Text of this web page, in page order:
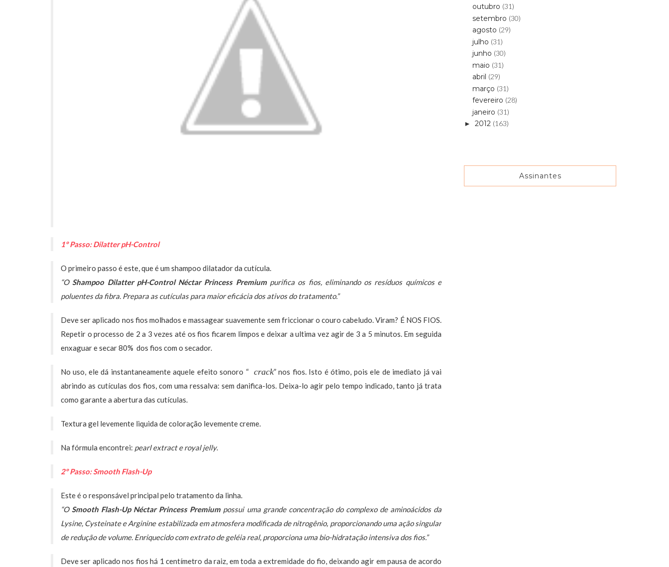
1º Passo: Dilatter pH-Control
O primeiro passo é este, que é um shampoo dilatador da cutícula.
“OShampoo Dilatter pH-Control Néctar Princess Premiumpurifica os fios, eliminando os resíduos químicos e
poluentes da fibra. Prepara as cutículas para maior eficácia dos ativos do tratamento.”
Deve ser aplicado nos fios molhados e massagear suavemente sem friccionar o couro cabeludo. Viram? É NOS FIOS.
Repetir o processo de 2 a 3 vezes até os fios ficarem limpos e deixar a ultima vez agir de 3 a 5 minutos. Em seguida
enxaguar e secar 80% dos fios com o secador.
No uso, ele dá instantaneamente aquele efeito sonoro “ crack” nos fios. Isto é ótimo, pois ele de imediato já vai
abrindo as cutículas dos fios, com uma ressalva: sem danifica-los. Deixa-lo agir pelo tempo indicado, tanto já trata
como garante a abertura das cutículas.
Textura gel levemente liquida de coloração levemente creme.
Na fórmula encontrei: pearl extract e royal jelly.
2º Passo: Smooth Flash-Up
Este é o responsável principal pelo tratamento da linha.
“OSmooth Flash-Up Néctar Princess Premium possui uma grande concentração do complexo de aminoácidos da
Lysine, Cysteinate e Arginine estabilizada em atmosfera modificada de nitrogênio, proporcionando uma ação singular
de redução de volume. Enriquecido com extrato de geléia real, proporciona uma bio-hidratação intensiva dos fios.”
Deve ser aplicado nos fios há 1 centímetro da raiz, em toda a extremidade do fio, deixando agir em pausa de acordo
outubro (31)
setembro (30)
agosto (29)
julho (31)
junho (30)
maio (31)
abril (29)
março (31)
fevereiro (28)
janeiro (31)
► 2012 (163)
Assinantes